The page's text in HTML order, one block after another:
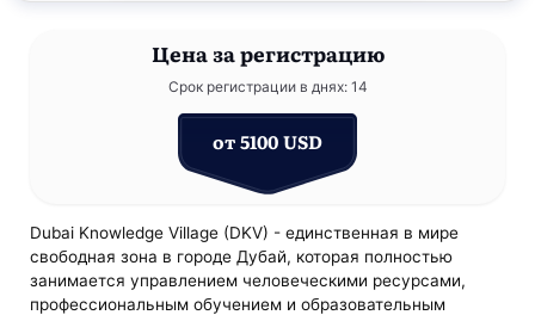
Ценаза регистрацию
Срок регистрации в днях: 14
от 5100 USD
Dubai Knowledge Village (DKV) - единственная в мире
свободная зона в городе Дубай, которая полностью
занимается управлением человеческими ресурсами,
профессиональным обучением и образовательным